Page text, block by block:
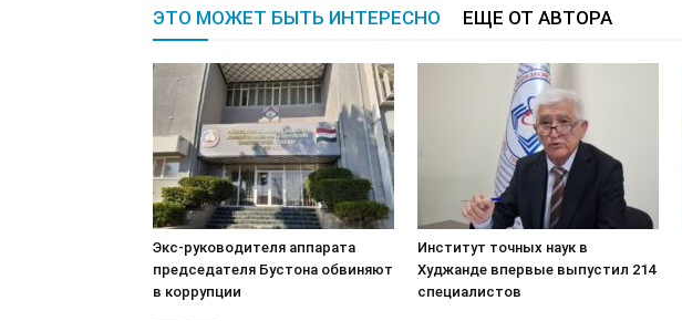
ЭТО МОЖЕТ БЫТЬ ИНТЕРЕСНО ЕЩЕ ОТ АВТОРА
Экс-руководителя аппарата
председателя Бустона обвиняют
в коррупции
Институт точных наук в
Худжанде впервые выпустил 214
специалистов